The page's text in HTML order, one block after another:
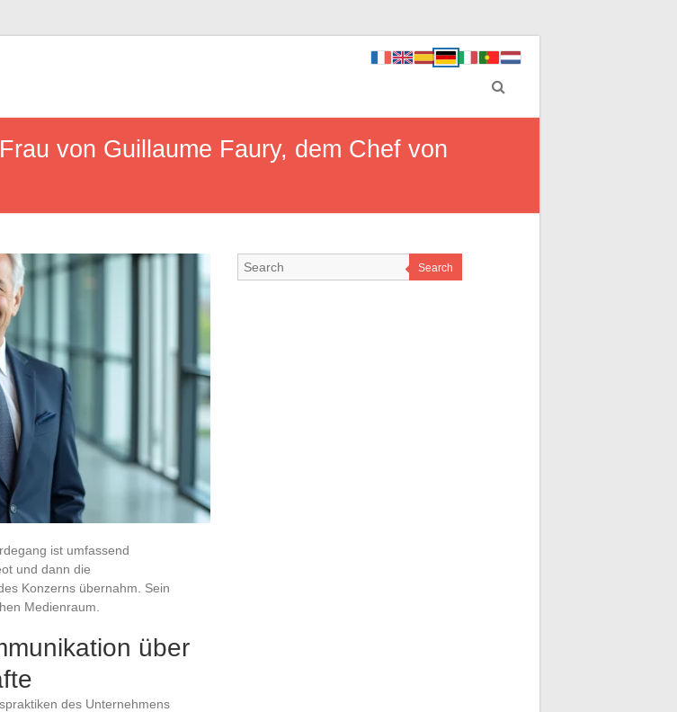
von Guillaume Faury, dem Chef von
ist umfassend
und dann die
Konzerns übernahm. Sein
Medienraum.
über
des Unternehmens
Search